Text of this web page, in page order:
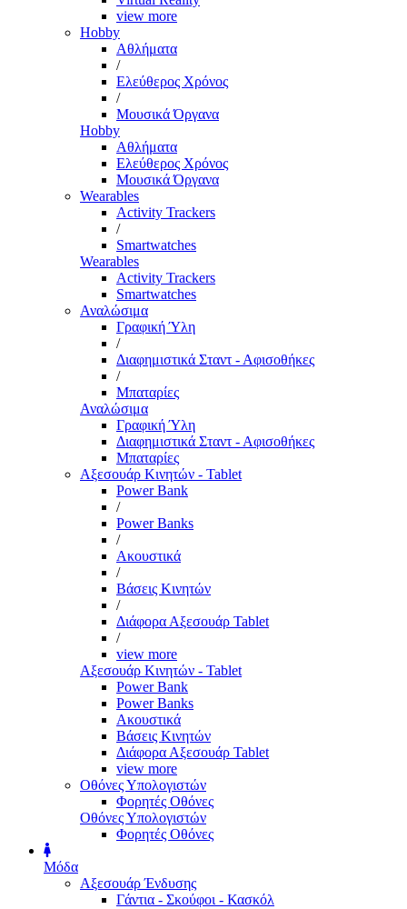
view more
Hobby
Αθλήματα
/
Ελεύθερος Χρόνος
/
Μουσικά Όργανα
Hobby
Αθλήματα
Ελεύθερος Χρόνος
Μουσικά Όργανα
Wearables
Activity Trackers
/
Smartwatches
Wearables
Activity Trackers
Smartwatches
Αναλώσιμα
Γραφική Ύλη
/
Διαφημιστικά Σταντ - Αφισοθήκες
/
Μπαταρίες
Αναλώσιμα
Γραφική Ύλη
Διαφημιστικά Σταντ - Αφισοθήκες
Μπαταρίες
Αξεσουάρ Κινητών - Tablet
Power Bank
/
Power Banks
/
Ακουστικά
/
Βάσεις Κινητών
/
Διάφορα Αξεσουάρ Tablet
/
view more
Αξεσουάρ Κινητών - Tablet
Power Bank
Power Banks
Ακουστικά
Βάσεις Κινητών
Διάφορα Αξεσουάρ Tablet
view more
Οθόνες Υπολογιστών
Φορητές Οθόνες
Οθόνες Υπολογιστών
Φορητές Οθόνες
Μόδα
Αξεσουάρ Ένδυσης
Γάντια - Σκούφοι - Κασκόλ